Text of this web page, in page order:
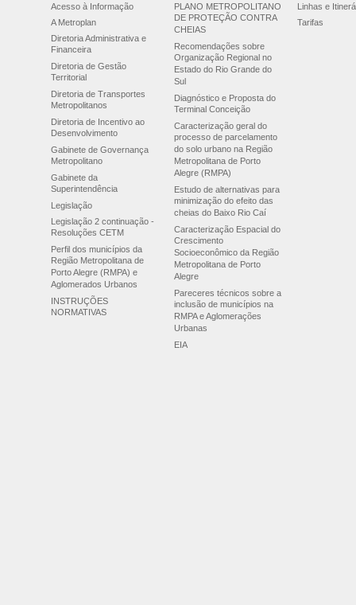
Acesso à Informação
A Metroplan
Diretoria Administrativa e
Financeira
Diretoria de Gestão
Territorial
Diretoria de Transportes
Metropolitanos
Diretoria de Incentivo ao
Desenvolvimento
Gabinete de Governança
Metropolitano
Gabinete da
Superintendência
Legislação
Legislação 2 continuação -
Resoluções CETM
Perfil dos municípios da
Região Metropolitana de
Porto Alegre (RMPA) e
Aglomerados Urbanos
INSTRUÇÕES
NORMATIVAS
PLANO METROPOLITANO
DE PROTEÇÃO CONTRA
CHEIAS
Recomendações sobre
Organização Regional no
Estado do Rio Grande do
Sul
Diagnóstico e Proposta do
Terminal Conceição
Caracterização geral do
processo de parcelamento
do solo urbano na Região
Metropolitana de Porto
Alegre (RMPA)
Estudo de alternativas para
minimização do efeito das
cheias do Baixo Rio Caí
Caracterização Espacial do
Crescimento
Socioeconômico da Região
Metropolitana de Porto
Alegre
Pareceres técnicos sobre a
inclusão de municípios na
RMPA e Aglomerações
Urbanas
EIA
Linhas e
Tarifas